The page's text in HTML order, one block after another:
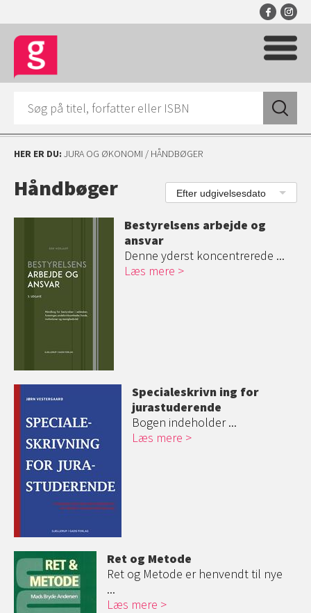
HER ER DU: JURA OG ØKONOMI / HÅNDBØGER
Efter udgivelsesdato
Håndbøger
Bestyrelsens arbejde og
ansvar
Denne yderst koncentrerede ...
Læs mere
Specialeskrivn ing for
jurastuderende
Bogen indeholder ...
Læs mere
Ret og Metode
Ret og Metode er henvendt til nye
...
Læs mere